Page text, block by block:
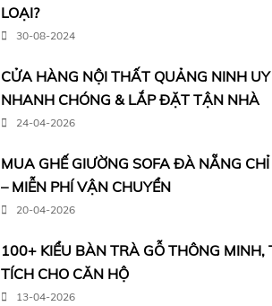
LOẠI?
30-08-2024
CỬA HÀNG NỘI THẤT QUẢNG NINH
NHANH CHÓNG & LẮP ĐẶT TẬN NHÀ
24-04-2026
MUA GHẾ GIƯỜNG SOFA ĐÀ NẴNG
– MIỄN PHÍ VẬN CHUYỂN
20-04-2026
100+ KIỂU BÀN TRÀ GỖ THÔNG MINH,
TÍCH CHO CĂN HỘ
13-04-2026